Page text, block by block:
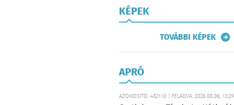
KÉPEK
TOVÁBBI KÉPEK
APRÓ
AZONOSÍTÓ: 452110 | FELADVA: 2026.08.06, 13:29